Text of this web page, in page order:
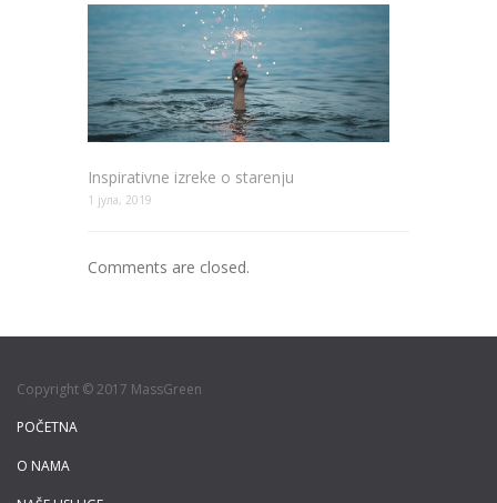
Inspirativne izreke o starenju
1 јула, 2019
Comments are closed.
Copyright © 2017 MassGreen
POČETNA
O NAMA